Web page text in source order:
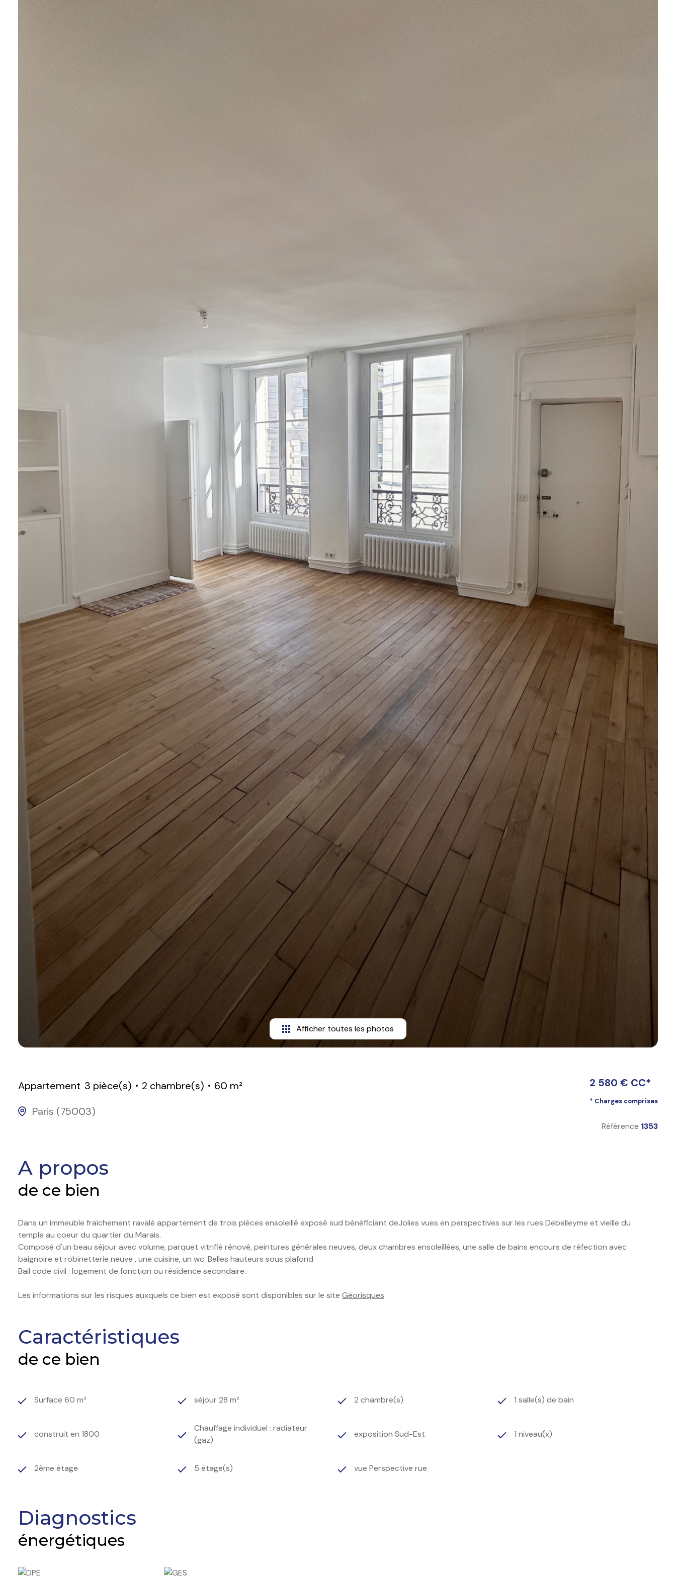
Afficher toutes les photos
Appartement 3 pièce(s) 2 chambre(s)
60 m²
Paris (75003)
2 580 € CC*
* Charges comprises
Référence 1353
A propos
de ce bien
Dans un immeuble fraichement ravalé appartement de trois pièces ensoleillé exposé sud bénéficiant deJolies vues en perspectives sur les rues Debelleyme et vieille du
temple au coeur du quartier du Marais.
Composé d'un beau séjour avec volume, parquet vitrifié rénové, peintures générales neuves, deux chambres ensoleillées, une salle de bains encours de réfection avec
baignoire et robinetterie neuve , une cuisine, un wc. Belles hauteurs sous plafond
Bail code civil : logement de fonction ou résidence secondaire.
Les informations sur les risques auxquels ce bien est exposé sont disponibles sur le site Géorisques
Caractéristiques
de ce bien
Surface 60 m² séjour 28 m² 2 chambre(s) 1 salle(s) de bain
construit en 1800
Chauffage individuel : radiateur
(gaz)
exposition Sud-Est 1 niveau(x)
2ème étage 5 étage(s) vue Perspective rue
Diagnostics
énergétiques